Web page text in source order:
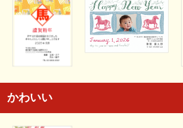
かわいい